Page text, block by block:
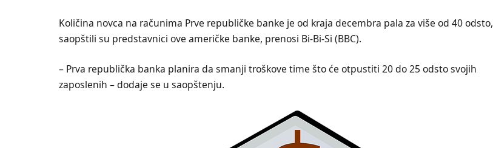
Količina novca na računima Prve republičke banke je od kraja decembra pala za više od 40 odsto,
saopštili su predstavnici ove američke banke, prenosi Bi-Bi-Si (BBC).
– Prva republička banka planira da smanji troškove time što će otpustiti 20 do 25 odsto svojih
zaposlenih – dodaje se u saopštenju.